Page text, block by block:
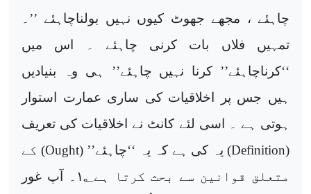
چاہئے ، مجھے جھوٹ کیوں نہیں بولناچاہئے ’’۔
تمہیں فلاں بات کرنی چاہئے ۔ اس میں
‘‘کرناچاہئے’’ کرنا نہیں چاہئے’’ ہی وہ بنیادیں
ہیں جس پر اخلاقیات کی ساری عمارت استوار
ہوتی ہے ۔ اسی لئے کانٹ نے اخلاقیات کی تعریف
(
Definition) یہ کی ہے کہ یہ ‘‘چاہئے’’ (Ought) کے
متعلق قوانین سے بحث کرتا ہے
۱ ؂۔ آپ غور